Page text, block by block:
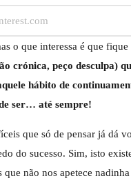
o que interessa é que
crónica, peço desculpa)
hábito de
ser… até sempre!
que só de pensar já dá
do sucesso. Sim, isto
não nos apetece